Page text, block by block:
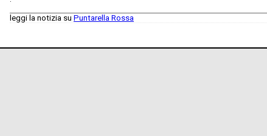
leggi la notizia su Puntarella Rossa